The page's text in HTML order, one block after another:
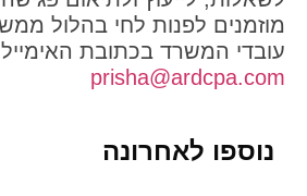
מוזמנים לפנות לחי בהלול
עובדי המשרד בכתובת האימייל
prisha@ardcpa.com
נוספו לאחרונה